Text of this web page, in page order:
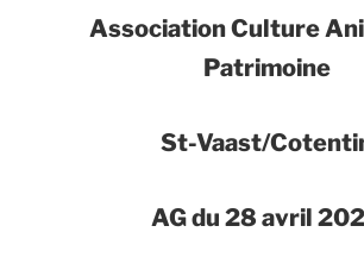
Association Culture
Patrimoine
St-Vaast/
AG du 28 avril